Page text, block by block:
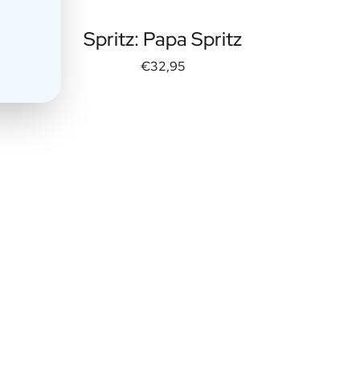
Spritz: Papa Spritz
€32,95